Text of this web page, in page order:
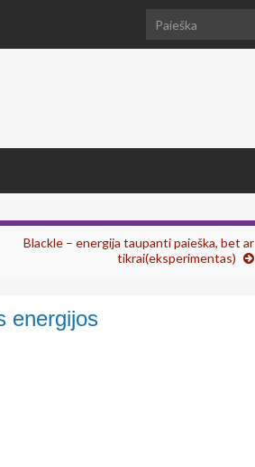
Search for:
Blackle – energija taupanti paieška, bet ar
tikrai(eksperimentas)
energijos